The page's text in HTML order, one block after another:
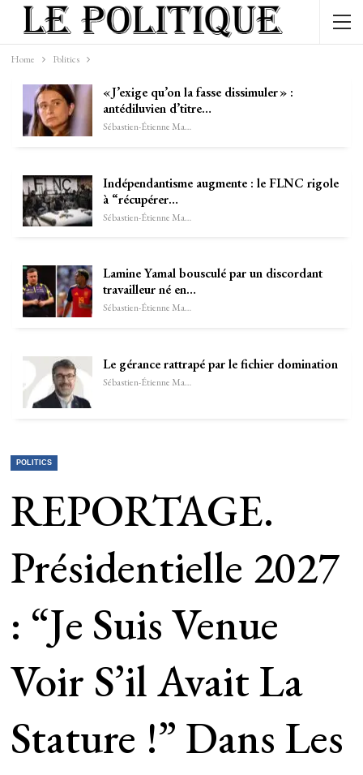
Home Politics
« J’exige qu’on la fasse dissimuler » :
antédiluvien d’titre…
Sébastien-Étienne Marechal
Indépendantisme augmente : le FLNC rigole
à “récupérer…
Sébastien-Étienne Marechal
Lamine Yamal bousculé par un discordant
travailleur né en…
Sébastien-Étienne Marechal
Le gérance rattrapé par le fichier domination
Sébastien-Étienne Marechal
POLITICS
REPORTAGE.
Présidentielle 2027
: “Je Suis Venue
Voir S’il Avait La
Stature !” Dans Les